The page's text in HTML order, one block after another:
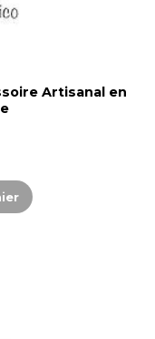
Artisanal en